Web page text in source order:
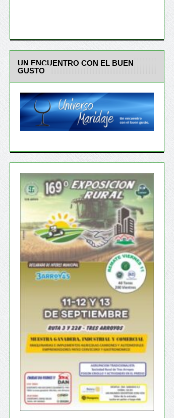
UN ENCUENTRO CON EL BUEN
GUSTO